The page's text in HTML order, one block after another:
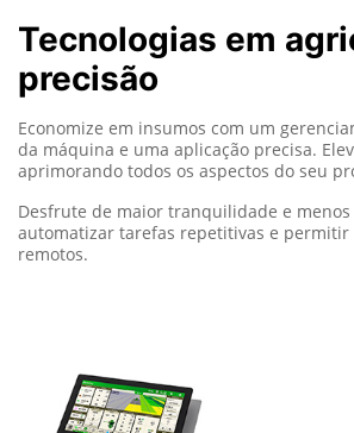
Tecnologias em
precisão
Economize em insumos com um
da máquina e uma aplicação precisa.
aprimorando todos os aspectos do seu
Desfrute de maior tranquilidade e menos
automatizar tarefas repetitivas e permitir
remotos.